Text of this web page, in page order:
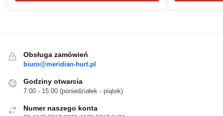
8,90 zł.6,99 zł.
Obsługa zamówień
biuro@meridian-hurt.pl
Godziny otwarcia
7:00 - 15:00 (poniedziałek - piątek)
Numer naszego konta